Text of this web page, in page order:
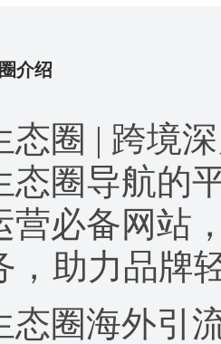
介绍
态圈 | 跨境
态圈导航的
营必备网站
，助力品牌
态圈海外引